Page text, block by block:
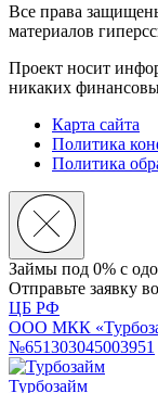
Все права
материалов
Проект носит
никаких
Карта сайта
Политика
Политика
Займы под 0% с
Отправьте заявку
ЦБ РФ
ООО МКК
№651303045003951
Турбозайм